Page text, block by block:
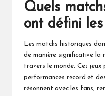
Quels
ont défini
Les matchs historiques
de manière significative la
travers le monde. Ces jeux
performances record et
résonnent avec les fans,